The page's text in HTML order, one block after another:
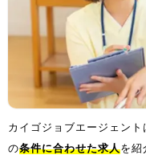
カイゴジョブエージェント
の条件に合わせた求人を紹